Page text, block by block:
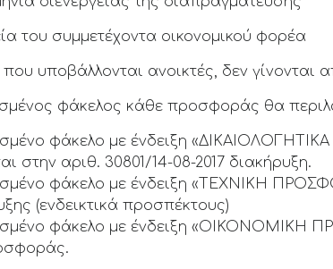
του συμμετέχοντα οικονομικού φορέα
υποβάλλονται ανοικτές, δεν γίνονται
φάκελος κάθε προσφοράς θα
φάκελο με ένδειξη
στην αριθ. 30801/14-08-2017 διακήρυξη.
φάκελο με ένδειξη «ΤΕΧΝΙΚΗ
(ενδεικτικά προσπέκτους)
φάκελο με ένδειξη «ΟΙΚΟΝΟΜΙΚΗ